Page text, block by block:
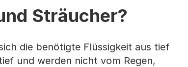
Sträucher?
die benötigte Flüssigkeit aus tief
und werden nicht vom Regen,